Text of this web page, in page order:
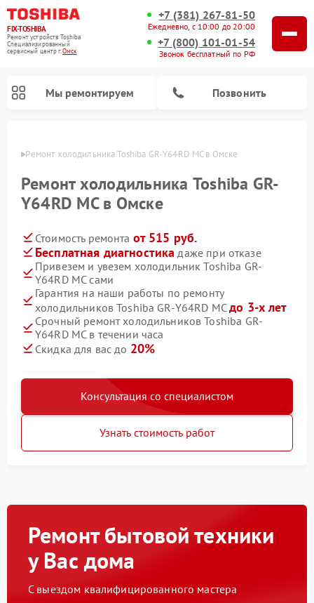
FIX-TOSHIBA
Ремонт устройств Toshiba
Специализированный
cервисный центр г.Омск
+7 (381) 267-81-50
Ежедневно, с 10:00 до 20:00
+7 (800) 101-01-54
Звонок бесплатный по РФ
Мы ремонтируем Позвонить
Ремонт холодильника Toshiba GR-Y64RD MC в Омске
Ремонт холодильника Toshiba GR-
Y64RD MC в Омске
Стоимость ремонта от 515 руб.
Бесплатная диагностика даже при отказе
Привезем и увезем холодильник Toshiba GR-
Y64RD MC сами
Гарантия на наши работы по ремонту
холодильников Toshiba GR-Y64RD MCдо 3-х лет
Срочный ремонт холодильников Toshiba GR-
Y64RD MC в течении часа
Скидка для вас до 20%
Консультация со специалистом
Узнать стоимость работ
Ремонт бытовой техники
у Вас дома
С выездом квалифицированного мастера